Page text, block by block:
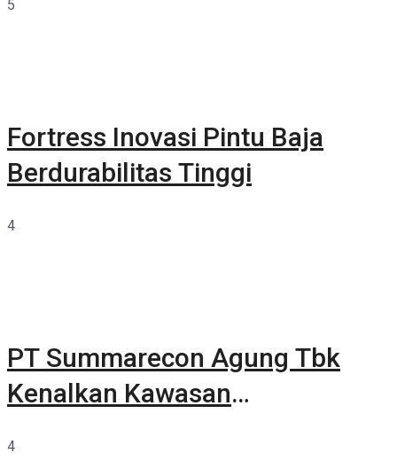
5
Fortress Inovasi Pintu Baja
Berdurabilitas Tinggi
4
PT Summarecon Agung Tbk
Kenalkan Kawasan
4